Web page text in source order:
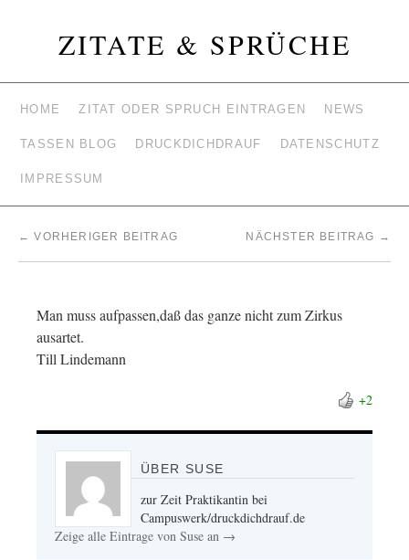
ZITATE & SPRÜCHE
HOME ZITAT ODER SPRUCH EINTRAGEN NEWS
TASSEN BLOG DRUCKDICHDRAUF DATENSCHUTZ
IMPRESSUM
← VORHERIGER BEITRAG NÄCHSTER BEITRAG →
Man muss aufpassen,daß das ganze nicht zum Zirkus
ausartet.
Till Lindemann
+2
ÜBER SUSE
zur Zeit Praktikantin bei
Campuswerk/druckdichdrauf.de
Zeige alle Eintrage von Suse an →